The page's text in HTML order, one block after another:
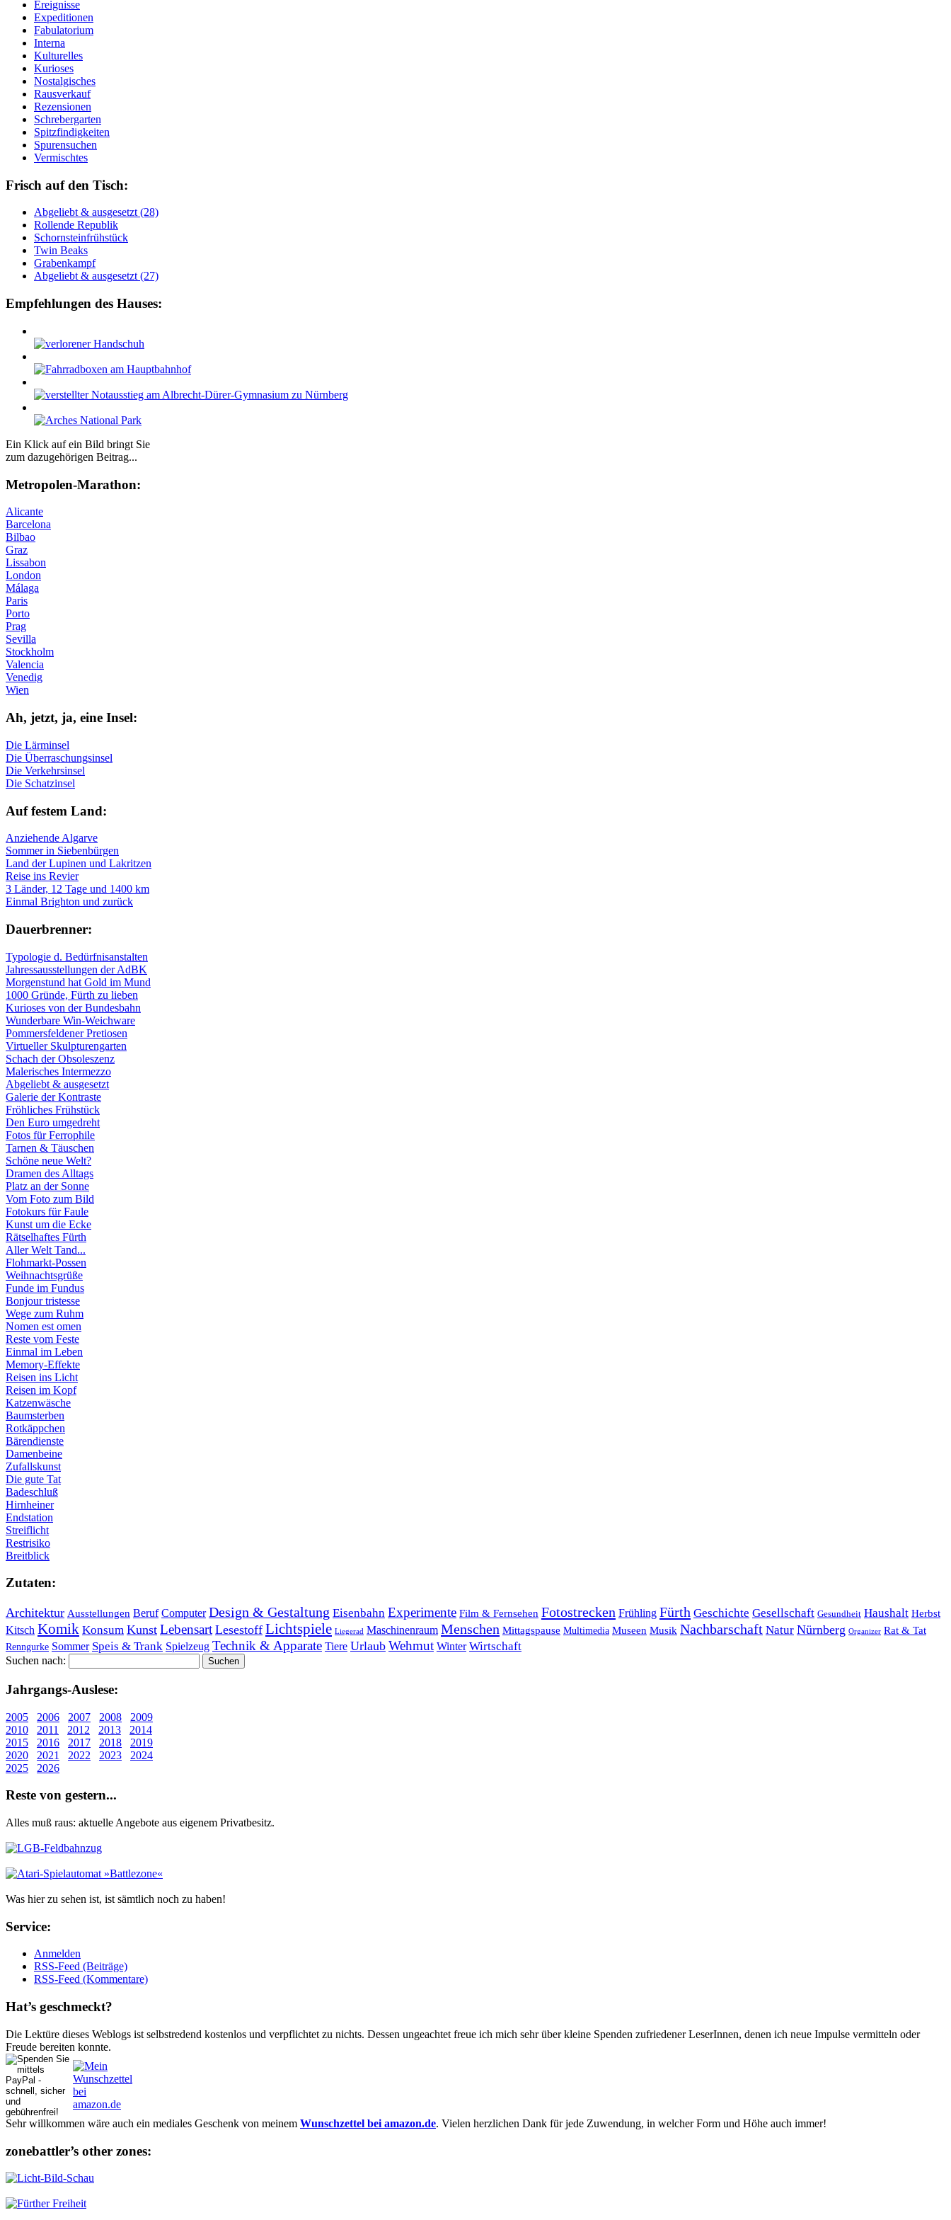
Ereignisse
Expeditionen
Fabulatorium
Interna
Kulturelles
Kurioses
Nostalgisches
Rausverkauf
Rezensionen
Schrebergarten
Spitzfindigkeiten
Spurensuchen
Vermischtes
Frisch auf den Tisch:
Ab­ge­liebt & aus­ge­setzt (28)
Rol­len­de Re­pu­blik
Schorn­stein­früh­stück
Twin Beaks
Gra­ben­kampf
Ab­ge­liebt & aus­ge­setzt (27)
Empfehlungen des Hauses:
Ein Klick auf ein Bild bringt Sie
zum dazugehörigen Beitrag...
Me­tro­po­len-Ma­ra­thon:
Alicante
Barcelona
Bilbao
Graz
Lissabon
London
Málaga
Paris
Porto
Prag
Sevilla
Stockholm
Valencia
Venedig
Wien
Ah, jetzt, ja, ei­ne In­sel:
Die Lärminsel
Die Überraschungsinsel
Die Verkehrsinsel
Die Schatzinsel
Auf fe­stem Land:
Anziehende Algarve
Sommer in Siebenbürgen
Land der Lupinen und Lakritzen
Reise ins Revier
3 Länder, 12 Tage und 1400 km
Einmal Brighton und zurück
Dau­er­bren­ner:
Typologie d. Bedürfnisanstalten
Jahressausstellungen der AdBK
Morgenstund hat Gold im Mund
1000 Gründe, Fürth zu lieben
Kurioses von der Bundesbahn
Wunderbare Win-Weichware
Pommersfeldener Pretiosen
Virtueller Skulpturengarten
Schach der Obsoleszenz
Malerisches Intermezzo
Abgeliebt & ausgesetzt
Galerie der Kontraste
Fröhliches Frühstück
Den Euro umgedreht
Fotos für Ferrophile
Tarnen & Täuschen
Schöne neue Welt?
Dramen des Alltags
Platz an der Sonne
Vom Foto zum Bild
Fotokurs für Faule
Kunst um die Ecke
Rätselhaftes Fürth
Aller Welt Tand...
Flohmarkt-Possen
Weihnachtsgrüße
Funde im Fundus
Bonjour tristesse
Wege zum Ruhm
Nomen est omen
Reste vom Feste
Einmal im Leben
Memory-Effekte
Reisen ins Licht
Reisen im Kopf
Katzenwäsche
Baumsterben
Rotkäppchen
Bärendienste
Damenbeine
Zufallskunst
Die gute Tat
Badeschluß
Hirnheiner
Endstation
Streiflicht
Restrisiko
Breitblick
Zu­ta­ten:
Architektur Ausstellungen Beruf Computer Design & Gestaltung Eisenbahn Experimente Film & Fernsehen Fotostrecken Frühling Fürth Geschichte Gesellschaft Gesundheit Haushalt Herbst
Kitsch Komik Konsum Kunst Lebensart Lesestoff Lichtspiele Liegerad Maschinenraum Menschen Mittagspause Multimedia Museen Musik Nachbarschaft Natur Nürnberg Organizer Rat & Tat
Renngurke Sommer Speis & Trank Spielzeug Technik & Apparate Tiere Urlaub Wehmut Winter Wirtschaft
Suchen nach:
Jahr­gangs-Aus­le­se:
2005 2006 2007 2008
2009
2010
2011 2012 2013
2014
2015
2016 2017 2018
2019
2020
2021 2022 2023
2024
2025
2026
Re­ste von ge­stern...
Alles muß raus: aktuelle An­ge­bo­te aus eigenem Privatbesitz.
Was hier zu sehen ist, ist sämt­lich noch zu haben!
Ser­vice:
Anmelden
RSS-Feed (Beiträge)
RSS-Feed (Kommentare)
Hat’s ge­schmeckt?
Die Lektüre dieses Weblogs ist selbstredend kostenlos und ver­pflich­tet zu nichts. Dessen un­ge­achtet freue ich mich sehr über kleine Spenden zufriedener Le­serInnen, denen ich neue Im­pul­se vermitteln oder
Freude bereiten konnte.
Sehr willkommen wäre auch ein mediales Geschenk von meinem Wunschzettel bei amazon.de. Vielen herzlichen Dank für jede Zuwendung, in welcher Form und Höhe auch immer!
zonebattler’s other zo­nes: